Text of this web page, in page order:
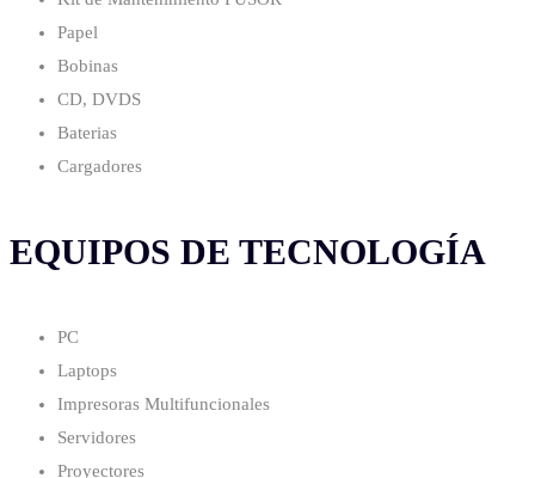
Papel
Bobinas
CD, DVDS
Baterias
Cargadores
EQUIPOS DE TECNOLOGÍA
PC
Laptops
Impresoras Multifuncionales
Servidores
Proyectores